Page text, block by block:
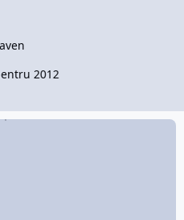
bani.
inca sa recunoasca acest
2012